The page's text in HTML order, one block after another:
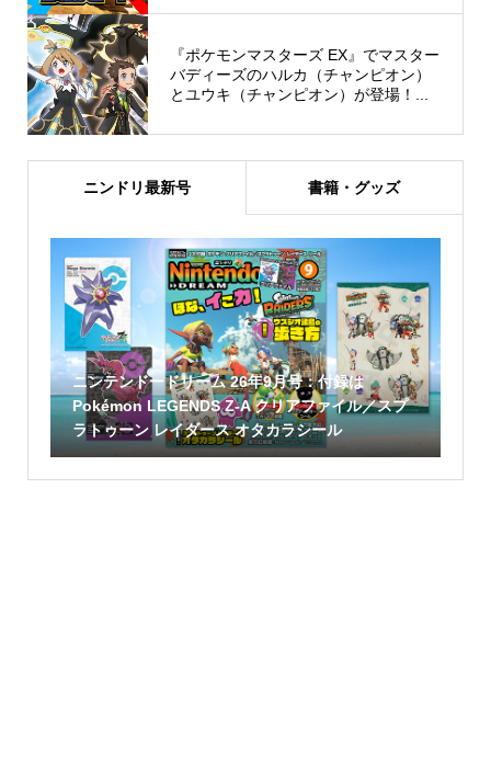
『ポケモンマスターズ EX』でマスター
バディーズのハルカ（チャンピオン）
とユウキ（チャンピオン）が登場！...
ニンドリ最新号 書籍・グッズ
ニンテンドードリーム 26年9月号：付録は
Pokémon LEGENDS Z-A クリアファイル／スプ
ラトゥーン レイダース オタカラシール